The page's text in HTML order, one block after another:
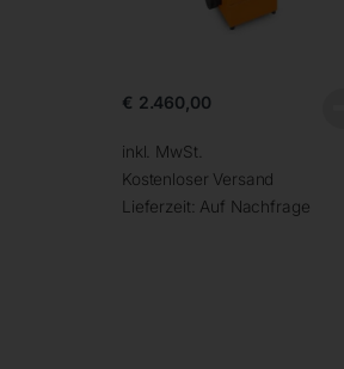
€ 2.460,00
inkl. MwSt.
Kostenloser Versand
Lieferzeit: Auf Nachfrage